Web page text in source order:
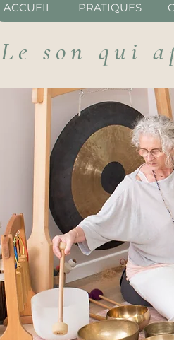
ACCUEIL PRATIQUES
Le son qui